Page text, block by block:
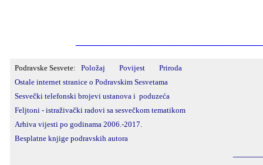
Podravske Sesvete: Položaj Povijest
Priroda
Ostale internet stranice o Podravskim Sesvetama
Sesvečki telefonski brojevi ustanova i poduzeća
Feljtoni -istraživački radovi sa sesvečkom tematikom
Arhiva vijesti po godinama 2006.-2017.
Besplatne knjige podravskih autora